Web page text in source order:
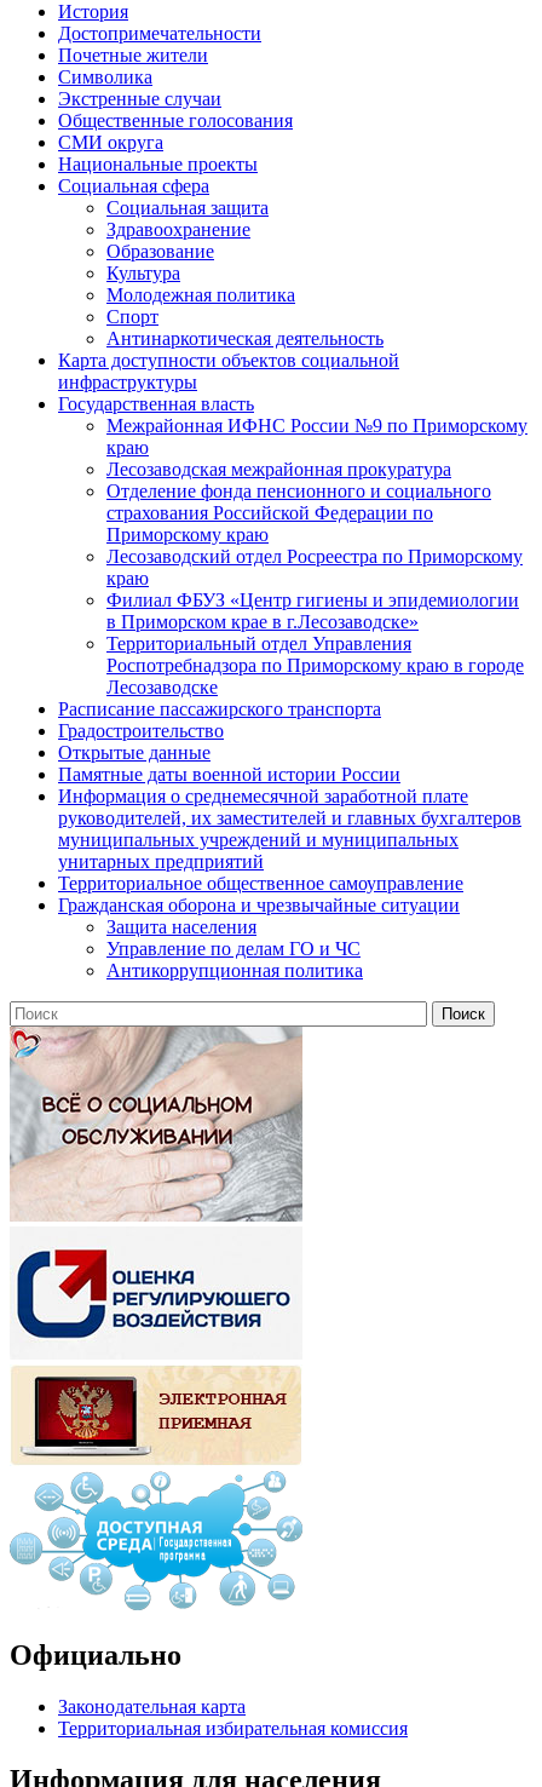
История
Достопримечательности
Почетные жители
Символика
Экстренные случаи
Общественные голосования
СМИ округа
Национальные проекты
Социальная сфера
Социальная защита
Здравоохранение
Образование
Культура
Молодежная политика
Спорт
Антинаркотическая деятельность
Карта доступности объектов социальной
инфраструктуры
Государственная власть
Межрайонная ИФНС России №9 по Приморскому
краю
Лесозаводская межрайонная прокуратура
Отделение фонда пенсионного и социального
страхования Российской Федерации по
Приморскому краю
Лесозаводский отдел Росреестра по Приморскому
краю
Филиал ФБУЗ «Центр гигиены и эпидемиологии
в Приморском крае в г.Лесозаводске»
Территориальный отдел Управления
Роспотребнадзора по Приморскому краю в городе
Лесозаводске
Расписание пассажирского транспорта
Градостроительство
Открытые данные
Памятные даты военной истории России
Информация о среднемесячной заработной плате
руководителей, их заместителей и главных бухгалтеров
муниципальных учреждений и муниципальных
унитарных предприятий
Территориальное общественное самоуправление
Гражданская оборона и чрезвычайные ситуации
Защита населения
Управление по делам ГО и ЧС
Антикоррупционная политика
Официально
Законодательная карта
Территориальная избирательная комиссия
Информация для населения